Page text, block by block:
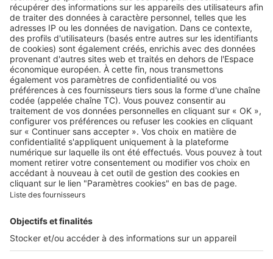
Retrouvez-nous sur …
A propos
Qui sommes-nous ?
Contacter le service client
Nous rejoindre
Presse
Nos applications